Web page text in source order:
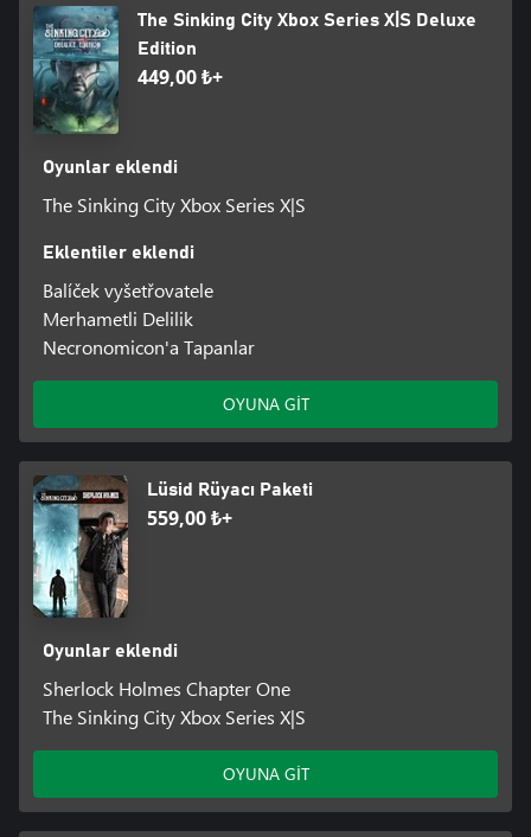
The Sinking City Xbox Series X|S Deluxe
Edition
449,00 ₺+
Oyunlar eklendi
The Sinking City Xbox Series X|S
Eklentiler eklendi
Balíček vyšetřovatele
Merhametli Delilik
Necronomicon'a Tapanlar
OYUNA GİT
Lüsid Rüyacı Paketi
559,00 ₺+
Oyunlar eklendi
Sherlock Holmes Chapter One
The Sinking City Xbox Series X|S
OYUNA GİT